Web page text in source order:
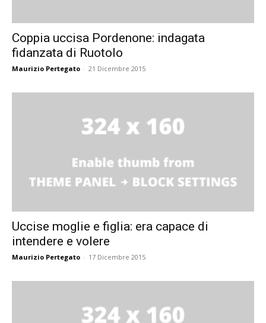
Coppia uccisa Pordenone: indagata
fidanzata di Ruotolo
Maurizio Pertegato - 21 Dicembre 2015
Uccise moglie e figlia: era capace di
intendere e volere
Maurizio Pertegato - 17 Dicembre 2015